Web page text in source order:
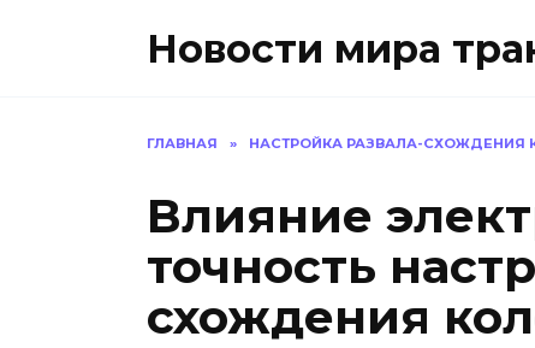
Новости мира
ГЛАВНАЯ » НАСТРОЙКА РАЗВАЛА-СХОЖДЕНИЯ
Влияние
точность
схождения